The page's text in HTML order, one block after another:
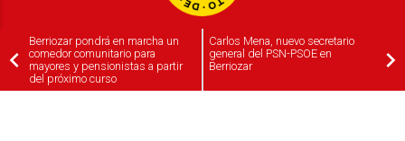
Berriozar pondrá en marcha un
comedor comunitario para
mayores y pensionistas a partir
del próximo curso
Carlos Mena, nuevo secretario
general del PSN-PSOE en
Berriozar